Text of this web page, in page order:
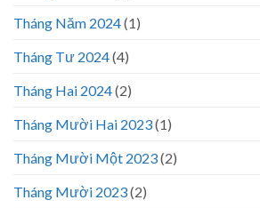
Tháng Năm 2024(1)
Tháng Tư 2024(4)
Tháng Hai 2024(2)
Tháng Mười Hai 2023(1)
Tháng Mười Một 2023(2)
Tháng Mười 2023(2)